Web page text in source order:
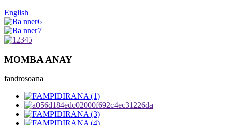
English
MOMBA ANAY
fandrosoana